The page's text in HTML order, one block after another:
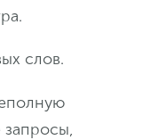
слов.